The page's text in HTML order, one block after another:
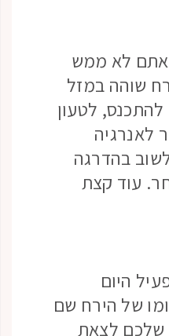
אתם לא ממש
שוהה במזל
להתכנס, לטעון
לאנרגיה
בהדרגה
עוד קצת
היום
של הירח שם
שלכם לצאת